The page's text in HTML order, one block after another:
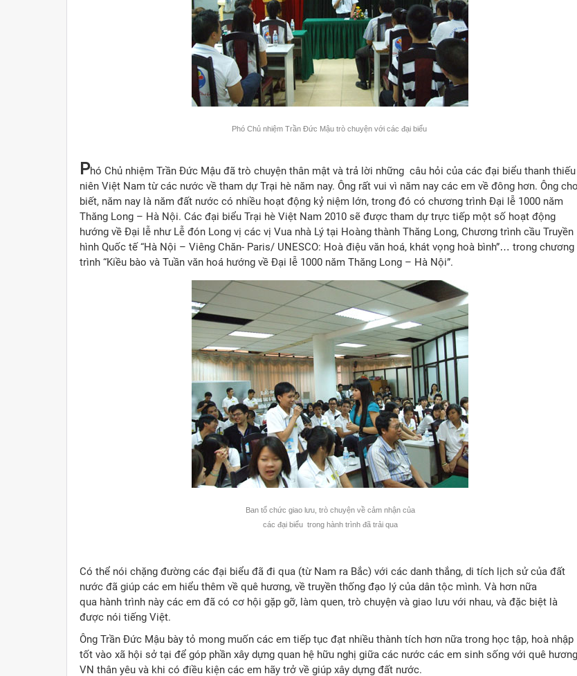
Phó Chủ nhiệm Trần Đức Mậu trò chuyện với các đại biểu
Phó Chủ nhiệm Trần Đức Mậu đã trò chuyện thân mật và trả lời những câu hỏi của các đại biểu thanh thiếu
niên Việt Nam từ các nước về tham dự Trại hè năm nay. Ông rất vui vì năm nay các em về đông hơn. Ông cho
biết, năm nay là năm đất nước có nhiều hoạt động kỷ niệm lớn, trong đó có chương trình Đại lễ 1000 năm
Thăng Long – Hà Nội. Các đại biểu Trại hè Việt Nam 2010 sẽ được tham dự trực tiếp một số hoạt động
hướng về Đại lễ như Lễ đón Long vị các vị Vua nhà Lý tại Hoàng thành Thăng Long, Chương trình cầu Truyền
hình Quốc tế “Hà Nội – Viêng Chăn- Paris/ UNESCO: Hoà điệu văn hoá, khát vọng hoà bình”… trong chương
trình “Kiều bào và Tuần văn hoá hướng về Đại lễ 1000 năm Thăng Long – Hà Nội”.
Ban tổ chức giao lưu, trò chuyện về cảm nhận của
các đại biểu trong hành trình đã trải qua
Có thể nói chặng đường các đại biểu đã đi qua (từ Nam ra Bắc) với các danh thắng, di tích lịch sử của đất
nước đã giúp các em hiểu thêm về quê hương, về truyền thống đạo lý của dân tộc mình. Và hơn nữa
qua hành trình này các em đã có cơ hội gặp gỡ, làm quen, trò chuyện và giao lưu với nhau, và đặc biệt là
được nói tiếng Việt.
Ông Trần Đức Mậu bày tỏ mong muốn các em tiếp tục đạt nhiều thành tích hơn nữa trong học tập, hoà nhập
tốt vào xã hội sở tại để góp phần xây dựng quan hệ hữu nghị giữa các nước các em sinh sống với quê hương
VN thân yêu và khi có điều kiện các em hãy trở về giúp xây dựng đất nước.